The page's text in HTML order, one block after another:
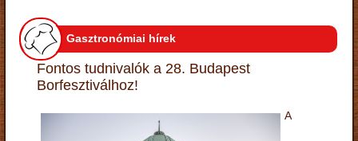
Gasztronómiai hírek
Fontos tudnivalók a 28. Budapest
Borfesztiválhoz!
A